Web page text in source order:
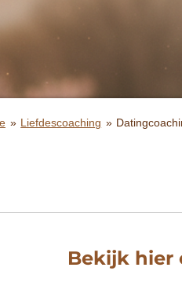
» Liefdescoaching »
Bekijk hier